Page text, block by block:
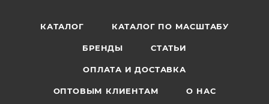
КАТАЛОГ КАТАЛОГ ПО МАСШТАБУ
БРЕНДЫ СТАТЬИ
ОПЛАТА И ДОСТАВКА
ОПТОВЫМ КЛИЕНТАМ О НАС